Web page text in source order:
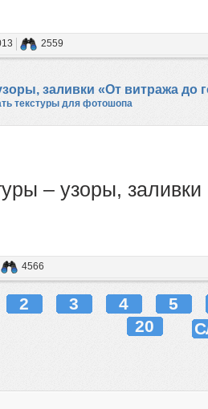
2559
заливки «От витража до
текстуры для фотошопа
– узоры,
4566
2 3 4
5
20